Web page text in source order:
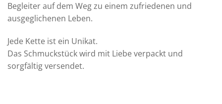
Begleiter auf dem Weg zu einem zufriedenen und
ausgeglichenen Leben.
Jede Kette ist ein Unikat.
Das Schmuckstück wird mit Liebe verpackt und
sorgfältig versendet.